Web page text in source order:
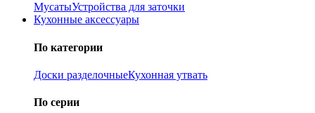
МусатыУстройства для заточки
Кухонные аксессуары
По категории
Доски разделочныеКухонная утвать
По серии